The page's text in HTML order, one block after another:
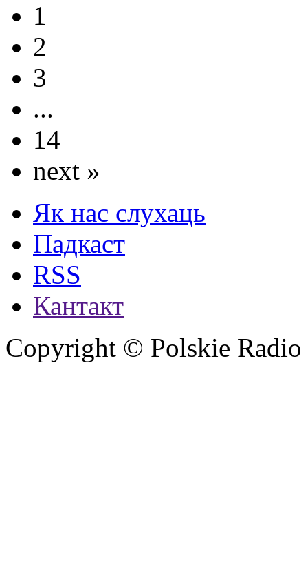
1
2
3
...
14
next »
Як нас слухаць
Падкаст
RSS
Кантакт
Copyright © Polskie